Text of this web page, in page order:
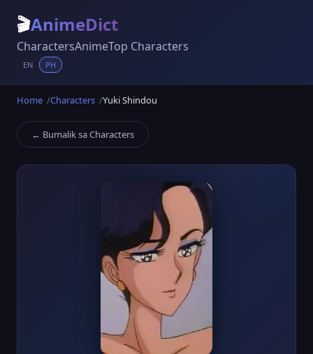
🎬AnimeDict
CharactersAnimeTop Characters
EN PH
Home Characters Yuki Shindou
← Bumalik sa Characters